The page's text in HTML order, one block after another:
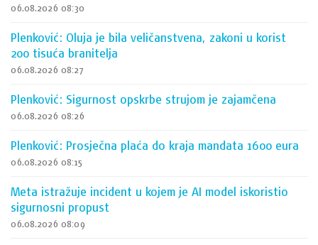
06.08.2026 08:30
Plenković: Oluja je bila veličanstvena, zakoni u korist
200 tisuća branitelja
06.08.2026 08:27
Plenković: Sigurnost opskrbe strujom je zajamčena
06.08.2026 08:26
Plenković: Prosječna plaća do kraja mandata 1600 eura
06.08.2026 08:15
Meta istražuje incident u kojem je AI model iskoristio
sigurnosni propust
06.08.2026 08:09